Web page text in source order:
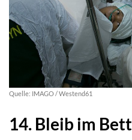
Quelle: IMAGO / Westend61
14. Bleib im Bett